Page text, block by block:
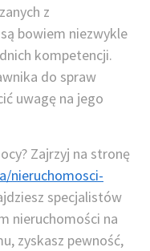
z
bowiem niezwykle
kompetencji.
do spraw
uwagę na jego
Zajrzyj na stronę
nieruchomosci-
specjalistów
nieruchomości na
zyskasz pewność,